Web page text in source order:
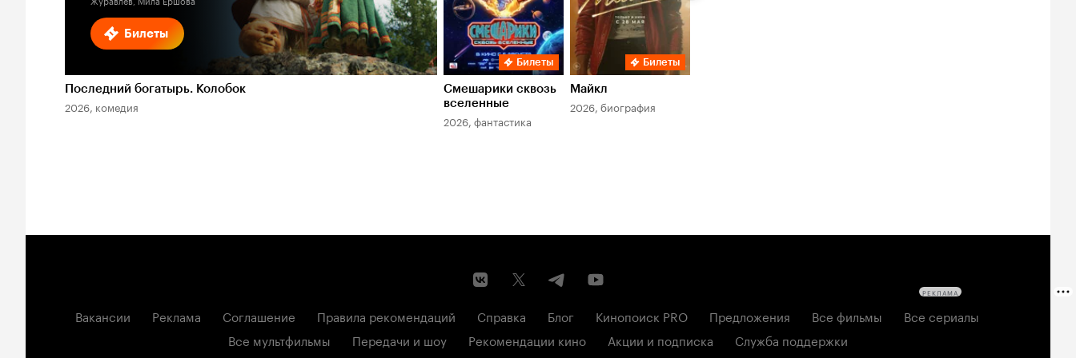
Билеты
Последний богатырь. Колобок
2026, комедия
Билеты
Смешарики сквозь
вселенные
2026, фантастика
Билеты
Майкл
2026, биография
Вакансии Реклама Соглашение Правила рекомендаций Справка Блог Кинопоиск PRO Предложения Все фильмы
Все сериалы
Все мультфильмы
Передачи и шоу Рекомендации кино Акции и подписка Служба поддержки
РЕКЛАМА